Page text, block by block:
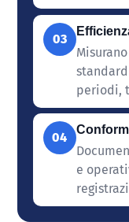
03
periodi,
04
e